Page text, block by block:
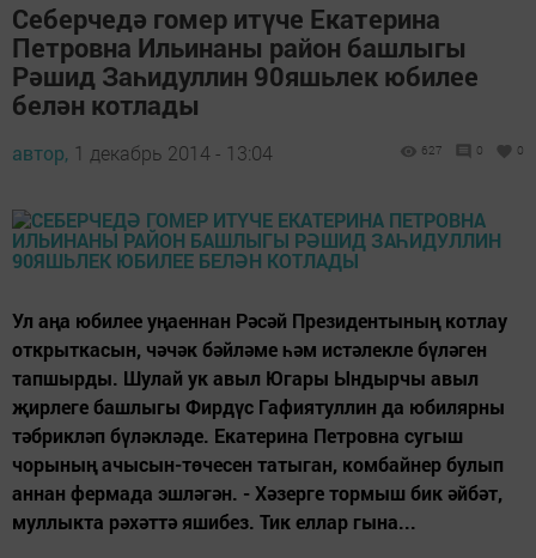
Себерчедә гомер итүче Екатерина
Петровна Ильинаны район башлыгы
Рәшид Заһидуллин 90яшьлек юбилее
белән котлады
автор, 1 декабрь 2014 - 13:04 627 0 0
Ул аңа юбилее уңаеннан Рәсәй Президентының котлау
открыткасын, чәчәк бәйләме һәм истәлекле бүләген
тапшырды. Шулай ук авыл Югары Ындырчы авыл
җирлеге башлыгы Фирдүс Гафиятуллин да юбилярны
тәбрикләп бүләкләде. Екатерина Петровна сугыш
чорының ачысын-төчесен татыган, комбайнер булып
аннан фермада эшләгән. - Хәзерге тормыш бик әйбәт,
муллыкта рәхәттә яшибез. Тик еллар гына...